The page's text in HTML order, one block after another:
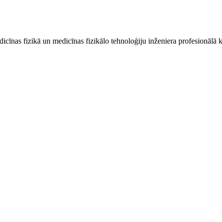
fizikā un medicīnas fizikālo tehnoloģiju inženiera profesionālā